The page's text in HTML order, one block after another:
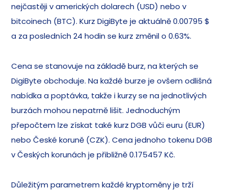
nejčastěji v amerických dolarech (USD) nebo v
bitcoinech (BTC). Kurz DigiByte je aktuálně 0.00795 $
a za posledních 24 hodin se kurz změnil o 0.63%.
Cena se stanovuje na základě burz, na kterých se
DigiByte obchoduje. Na každé burze je ovšem odlišná
nabídka a poptávka, takže i kurzy se na jednotlivých
burzách mohou nepatrně lišit. Jednoduchým
přepočtem lze získat také kurz DGB vůči euru (EUR)
nebo České koruně (CZK). Cena jednoho tokenu DGB
v Českých korunách je přibližně 0.175457 Kč.
Důležitým parametrem každé kryptoměny je trží